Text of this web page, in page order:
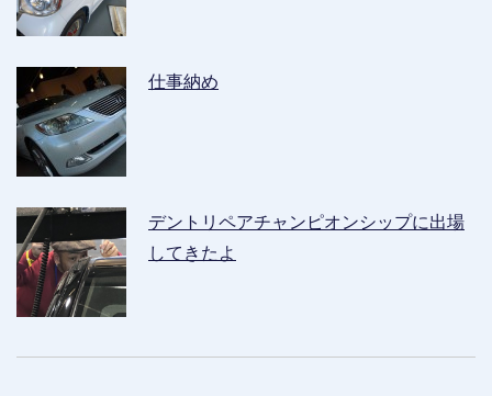
仕事納め
デントリペアチャンピオンシップに出場
してきたよ